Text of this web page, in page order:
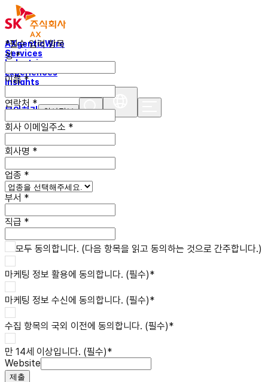
AXgenticWire
Services
Industries
Experiences
Insights
문의하기 회사정보
*필수 입력 항목
성*
이름*
연락처 *
회사 이메일주소 *
회사명 *
업종 *
부서 *
직급 *
모두 동의합니다. (다음 항목을 읽고 동의하는 것으로 간주합니다.)
마케팅 정보 활용에 동의합니다. (필수)*
마케팅 정보 수신에 동의합니다. (필수)*
수집 항목의 국외 이전에 동의합니다. (필수)*
만 14세 이상입니다. (필수)*
Website
제출